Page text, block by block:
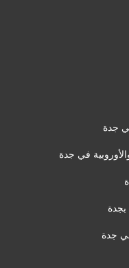
جدة
في جدة
بجدة
جدة